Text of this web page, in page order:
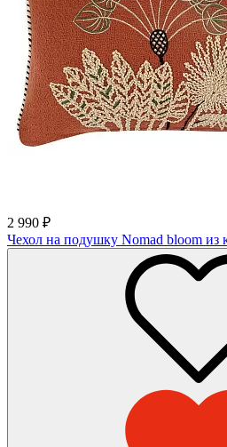
2 990 ₽
Чехол на подушку Nomad bloom из